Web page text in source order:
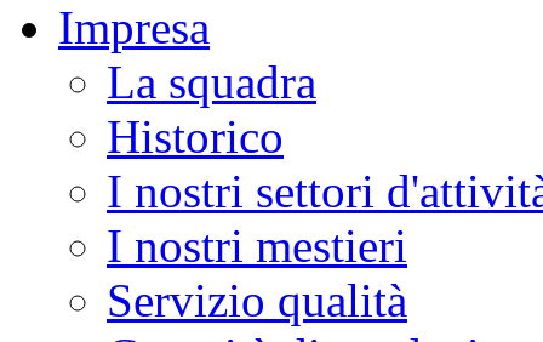
Impresa
La squadra
Historico
I nostri settori
I nostri mestieri
Servizio qualità